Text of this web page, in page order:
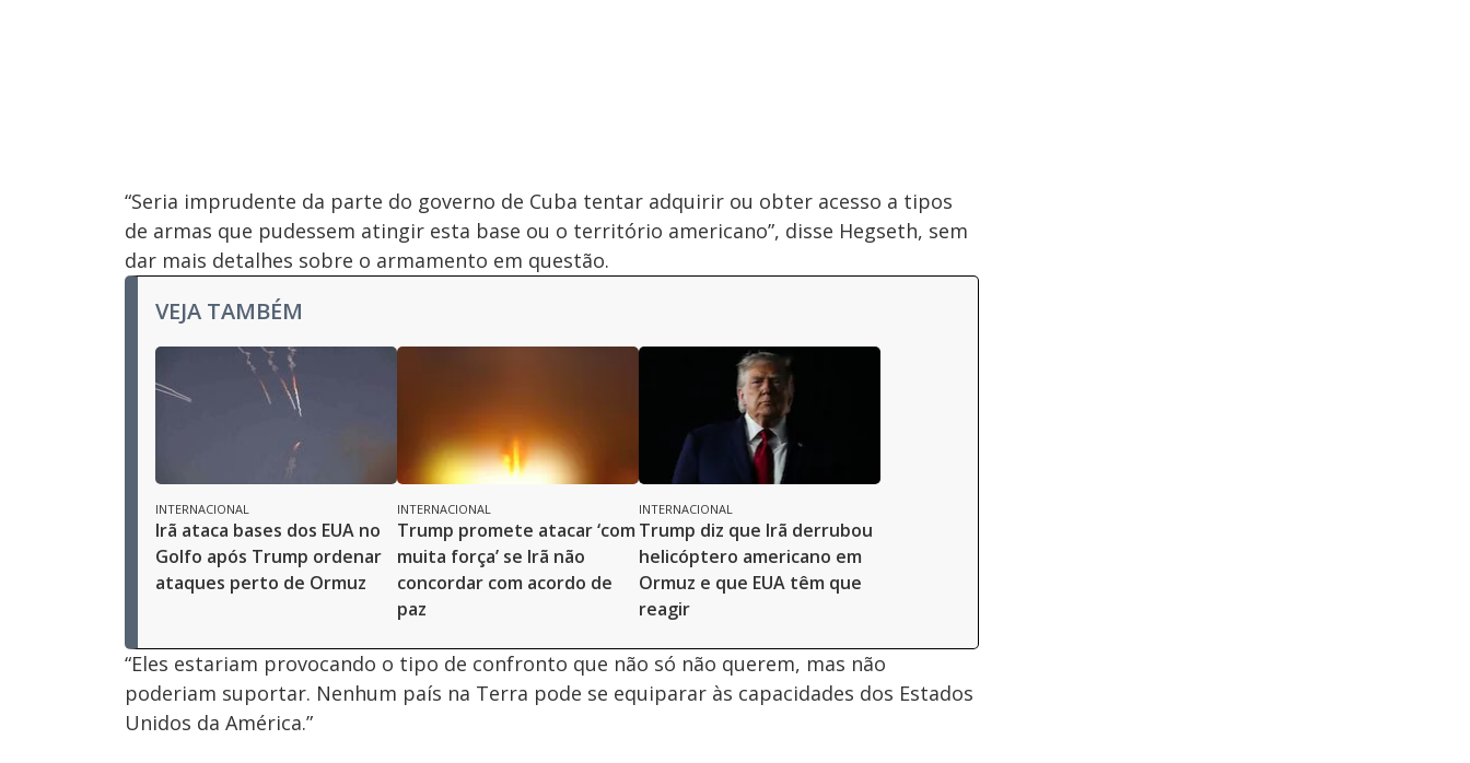
“Seria imprudente da parte do governo de Cuba tentar adquirir ou obter acesso a tipos
de armas que pudessem atingir esta base ou o território americano”, disse Hegseth, sem
dar mais detalhes sobre o armamento em questão.
VEJA TAMBÉM
INTERNACIONAL
Irã ataca bases dos EUA no
Golfo após Trump ordenar
ataques perto de Ormuz
INTERNACIONAL
Trump promete atacar ‘com
muita força’ se Irã não
concordar com acordo de
paz
INTERNACIONAL
Trump diz que Irã derrubou
helicóptero americano em
Ormuz e que EUA têm que
reagir
“Eles estariam provocando o tipo de confronto que não só não querem, mas não
poderiam suportar. Nenhum país na Terra pode se equiparar às capacidades dos Estados
Unidos da América.”